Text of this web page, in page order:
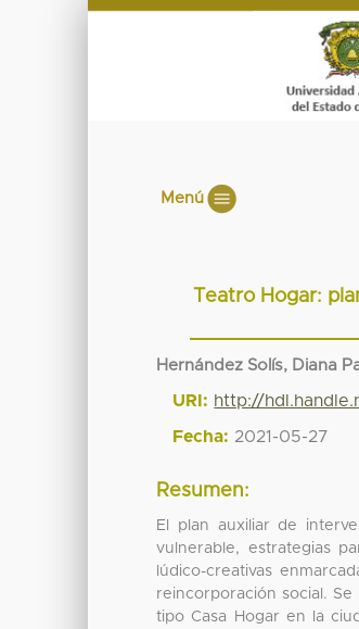
Menú
Teatro Hogar:
Hernández Solís, Diana
URI: http://
Fecha: 2021-05-27
Resumen:
El plan auxiliar de
vulnerable, estrategias
lúdico-creativas
reincorporación social.
tipo Casa Hogar en la